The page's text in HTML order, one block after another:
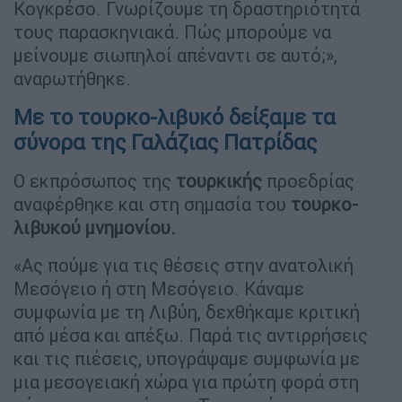
Κογκρέσο. Γνωρίζουμε τη δραστηριότητά
τους παρασκηνιακά. Πώς μπορούμε να
μείνουμε σιωπηλοί απέναντι σε αυτό;»,
αναρωτήθηκε.
Με το τουρκο-λιβυκό δείξαμε τα
σύνορα της Γαλάζιας Πατρίδας
Ο εκπρόσωπος της τουρκικής προεδρίας
αναφέρθηκε και στη σημασία του τουρκο-
λιβυκού μνημονίου.
«Ας πούμε για τις θέσεις στην ανατολική
Μεσόγειο ή στη Μεσόγειο. Κάναμε
συμφωνία με τη Λιβύη, δεχθήκαμε κριτική
από μέσα και απέξω. Παρά τις αντιρρήσεις
και τις πιέσεις, υπογράψαμε συμφωνία με
μια μεσογειακή χώρα για πρώτη φορά στη